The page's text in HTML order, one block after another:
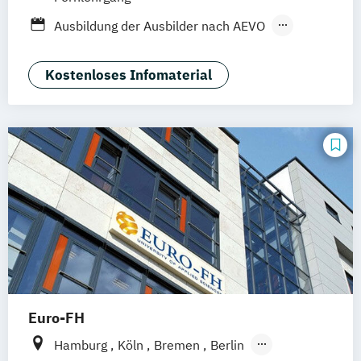
Ausbildung der Ausbilder nach AEVO
Industriemeister Metall
Personalfachkaufmann
Zertifikatskurs DATEV Buchführung
Zertifikatskurs DATEV Lohn & Gehalt
Kostenloses Infomaterial
Euro-FH
Hamburg Köln Bremen
Berlin